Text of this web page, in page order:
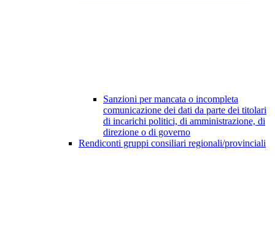
Sanzioni per mancata o incompleta
comunicazione dei dati da parte dei titolari
di incarichi politici, di amministrazione, di
direzione o di governo
Rendiconti gruppi consiliari regionali/provinciali